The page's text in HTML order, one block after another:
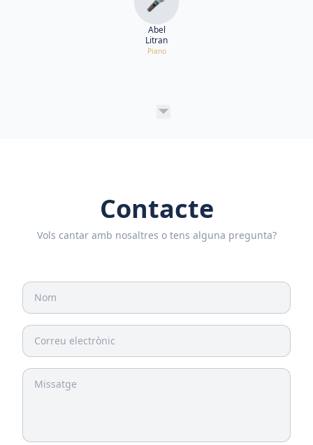
Abel
Litran
Piano
Contacte
Vols cantar amb nosaltres o tens alguna pregunta?